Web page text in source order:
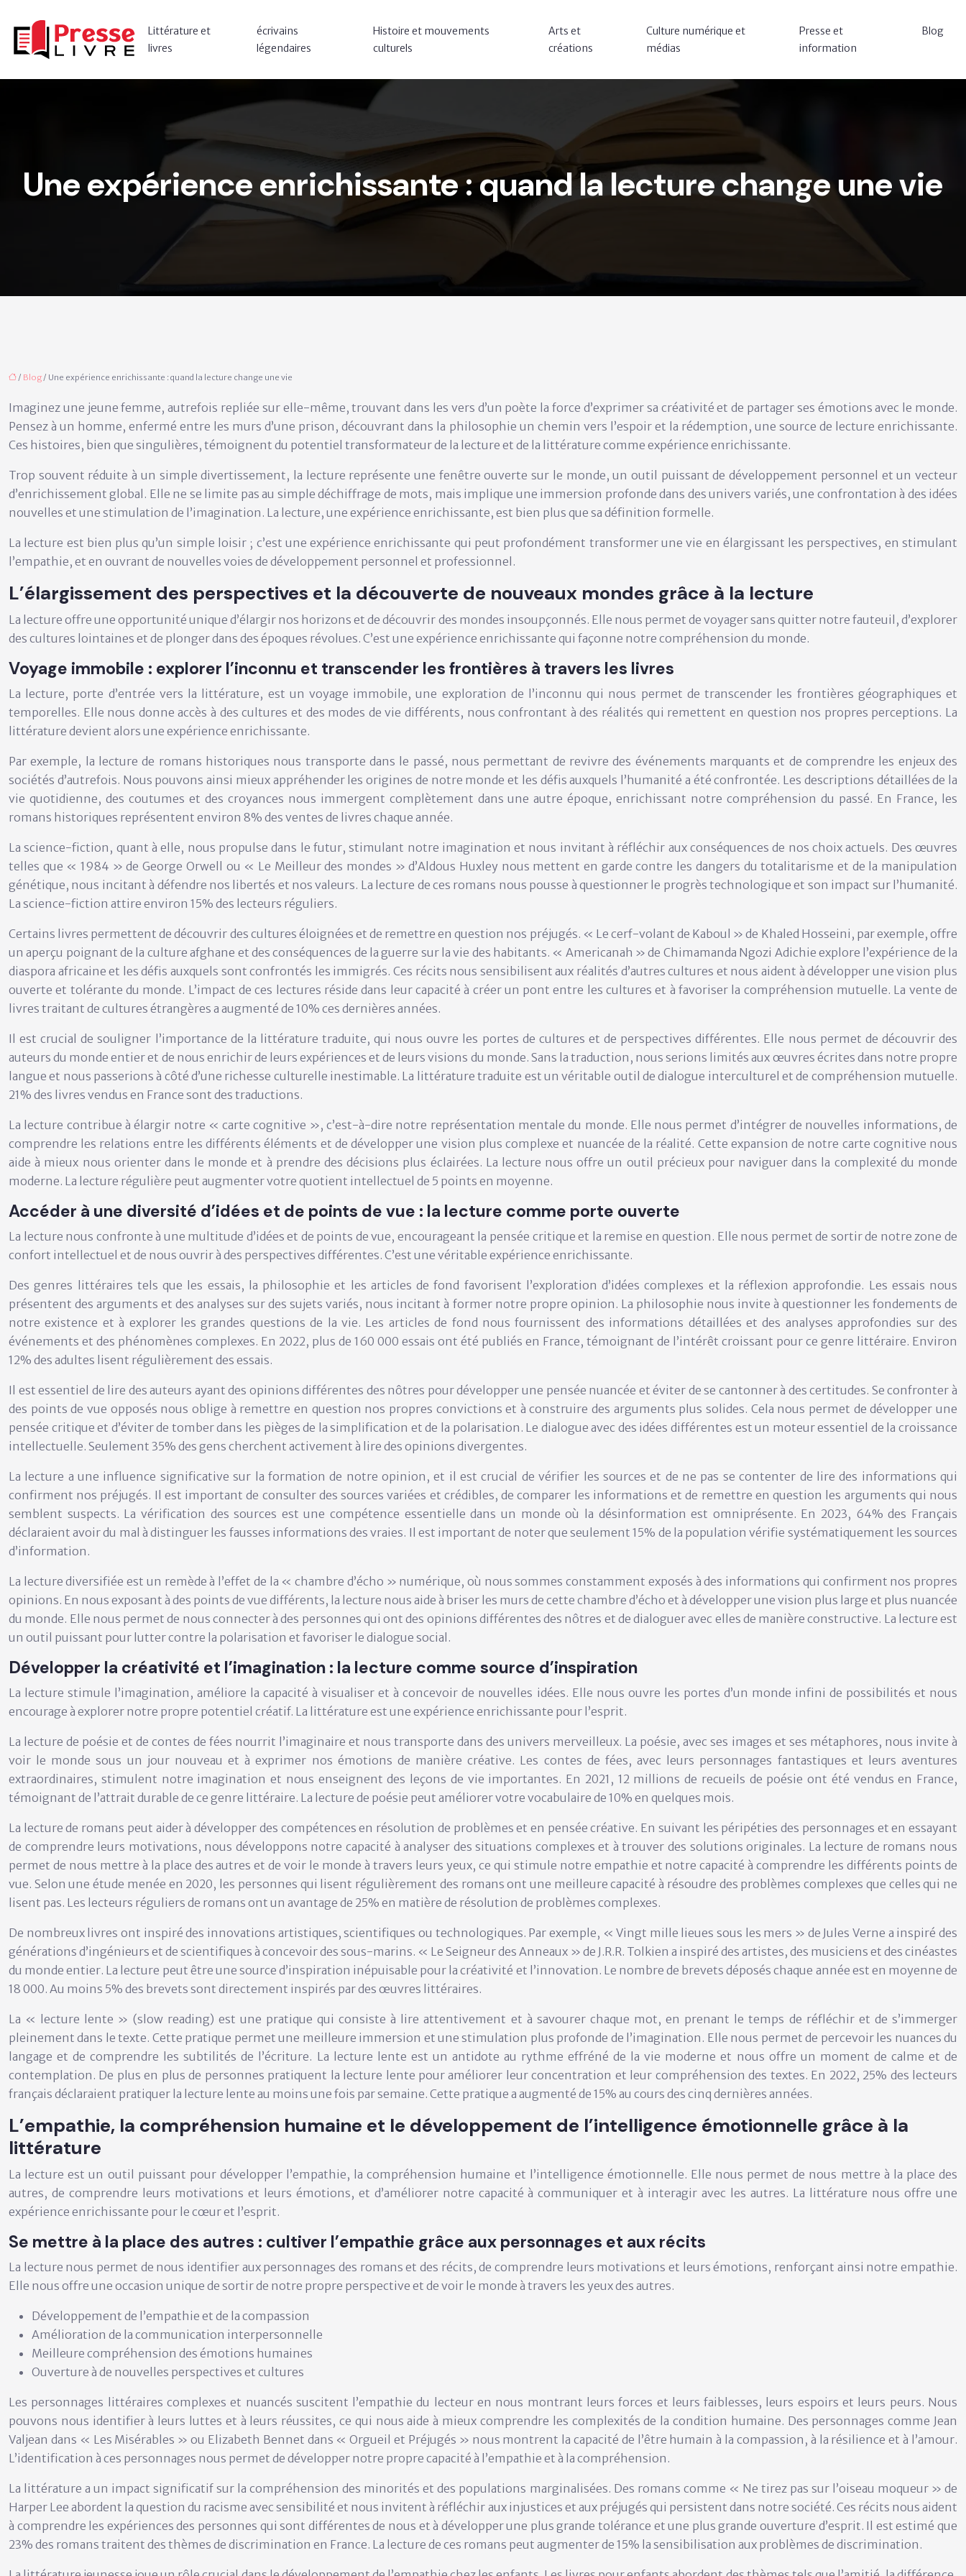
Littérature et
livres
écrivains
légendaires
Histoire et mouvements
culturels
Arts et
créations
Culture numérique et
médias
Presse et
information
Blog
Une expérience enrichissante : quand la lecture change une vie
/ Blog / Une expérience enrichissante : quand la lecture change une vie
Imaginez une jeune femme, autrefois repliée sur elle-même, trouvant dans les vers d’un poète la force d’exprimer sa créativité et de partager ses émotions avec le monde.
Pensez à un homme, enfermé entre les murs d’une prison, découvrant dans la philosophie un chemin vers l’espoir et la rédemption, une source de lecture enrichissante.
Ces histoires, bien que singulières, témoignent du potentiel transformateur de la lecture et de la littérature comme expérience enrichissante.
Trop souvent réduite à un simple divertissement, la lecture représente une fenêtre ouverte sur le monde, un outil puissant de développement personnel et un vecteur
d’enrichissement global. Elle ne se limite pas au simple déchiffrage de mots, mais implique une immersion profonde dans des univers variés, une confrontation à des idées
nouvelles et une stimulation de l’imagination. La lecture, une expérience enrichissante, est bien plus que sa définition formelle.
La lecture est bien plus qu’un simple loisir ; c’est une expérience enrichissante qui peut profondément transformer une vie en élargissant les perspectives, en stimulant
l’empathie, et en ouvrant de nouvelles voies de développement personnel et professionnel.
L’élargissement des perspectives et la découverte de nouveaux mondes grâce à la lecture
La lecture offre une opportunité unique d’élargir nos horizons et de découvrir des mondes insoupçonnés. Elle nous permet de voyager sans quitter notre fauteuil, d’explorer
des cultures lointaines et de plonger dans des époques révolues. C’est une expérience enrichissante qui façonne notre compréhension du monde.
Voyage immobile : explorer l’inconnu et transcender les frontières à travers les livres
La lecture, porte d’entrée vers la littérature, est un voyage immobile, une exploration de l’inconnu qui nous permet de transcender les frontières géographiques et
temporelles. Elle nous donne accès à des cultures et des modes de vie différents, nous confrontant à des réalités qui remettent en question nos propres perceptions. La
littérature devient alors une expérience enrichissante.
Par exemple, la lecture de romans historiques nous transporte dans le passé, nous permettant de revivre des événements marquants et de comprendre les enjeux des
sociétés d’autrefois. Nous pouvons ainsi mieux appréhender les origines de notre monde et les défis auxquels l’humanité a été confrontée. Les descriptions détaillées de la
vie quotidienne, des coutumes et des croyances nous immergent complètement dans une autre époque, enrichissant notre compréhension du passé. En France, les
romans historiques représentent environ 8% des ventes de livres chaque année.
La science-fiction, quant à elle, nous propulse dans le futur, stimulant notre imagination et nous invitant à réfléchir aux conséquences de nos choix actuels. Des œuvres
telles que « 1984 » de George Orwell ou « Le Meilleur des mondes » d’Aldous Huxley nous mettent en garde contre les dangers du totalitarisme et de la manipulation
génétique, nous incitant à défendre nos libertés et nos valeurs. La lecture de ces romans nous pousse à questionner le progrès technologique et son impact sur l’humanité.
La science-fiction attire environ 15% des lecteurs réguliers.
Certains livres permettent de découvrir des cultures éloignées et de remettre en question nos préjugés. « Le cerf-volant de Kaboul » de Khaled Hosseini, par exemple, offre
un aperçu poignant de la culture afghane et des conséquences de la guerre sur la vie des habitants. « Americanah » de Chimamanda Ngozi Adichie explore l’expérience de la
diaspora africaine et les défis auxquels sont confrontés les immigrés. Ces récits nous sensibilisent aux réalités d’autres cultures et nous aident à développer une vision plus
ouverte et tolérante du monde. L’impact de ces lectures réside dans leur capacité à créer un pont entre les cultures et à favoriser la compréhension mutuelle. La vente de
livres traitant de cultures étrangères a augmenté de 10% ces dernières années.
Il est crucial de souligner l’importance de la littérature traduite, qui nous ouvre les portes de cultures et de perspectives différentes. Elle nous permet de découvrir des
auteurs du monde entier et de nous enrichir de leurs expériences et de leurs visions du monde. Sans la traduction, nous serions limités aux œuvres écrites dans notre propre
langue et nous passerions à côté d’une richesse culturelle inestimable. La littérature traduite est un véritable outil de dialogue interculturel et de compréhension mutuelle.
21% des livres vendus en France sont des traductions.
La lecture contribue à élargir notre « carte cognitive », c’est-à-dire notre représentation mentale du monde. Elle nous permet d’intégrer de nouvelles informations, de
comprendre les relations entre les différents éléments et de développer une vision plus complexe et nuancée de la réalité. Cette expansion de notre carte cognitive nous
aide à mieux nous orienter dans le monde et à prendre des décisions plus éclairées. La lecture nous offre un outil précieux pour naviguer dans la complexité du monde
moderne. La lecture régulière peut augmenter votre quotient intellectuel de 5 points en moyenne.
Accéder à une diversité d’idées et de points de vue : la lecture comme porte ouverte
La lecture nous confronte à une multitude d’idées et de points de vue, encourageant la pensée critique et la remise en question. Elle nous permet de sortir de notre zone de
confort intellectuel et de nous ouvrir à des perspectives différentes. C’est une véritable expérience enrichissante.
Des genres littéraires tels que les essais, la philosophie et les articles de fond favorisent l’exploration d’idées complexes et la réflexion approfondie. Les essais nous
présentent des arguments et des analyses sur des sujets variés, nous incitant à former notre propre opinion. La philosophie nous invite à questionner les fondements de
notre existence et à explorer les grandes questions de la vie. Les articles de fond nous fournissent des informations détaillées et des analyses approfondies sur des
événements et des phénomènes complexes. En 2022, plus de 160 000 essais ont été publiés en France, témoignant de l’intérêt croissant pour ce genre littéraire. Environ
12% des adultes lisent régulièrement des essais.
Il est essentiel de lire des auteurs ayant des opinions différentes des nôtres pour développer une pensée nuancée et éviter de se cantonner à des certitudes. Se confronter à
des points de vue opposés nous oblige à remettre en question nos propres convictions et à construire des arguments plus solides. Cela nous permet de développer une
pensée critique et d’éviter de tomber dans les pièges de la simplification et de la polarisation. Le dialogue avec des idées différentes est un moteur essentiel de la croissance
intellectuelle. Seulement 35% des gens cherchent activement à lire des opinions divergentes.
La lecture a une influence significative sur la formation de notre opinion, et il est crucial de vérifier les sources et de ne pas se contenter de lire des informations qui
confirment nos préjugés. Il est important de consulter des sources variées et crédibles, de comparer les informations et de remettre en question les arguments qui nous
semblent suspects. La vérification des sources est une compétence essentielle dans un monde où la désinformation est omniprésente. En 2023, 64% des Français
déclaraient avoir du mal à distinguer les fausses informations des vraies. Il est important de noter que seulement 15% de la population vérifie systématiquement les sources
d’information.
La lecture diversifiée est un remède à l’effet de la « chambre d’écho » numérique, où nous sommes constamment exposés à des informations qui confirment nos propres
opinions. En nous exposant à des points de vue différents, la lecture nous aide à briser les murs de cette chambre d’écho et à développer une vision plus large et plus nuancée
du monde. Elle nous permet de nous connecter à des personnes qui ont des opinions différentes des nôtres et de dialoguer avec elles de manière constructive. La lecture est
un outil puissant pour lutter contre la polarisation et favoriser le dialogue social.
Développer la créativité et l’imagination : la lecture comme source d’inspiration
La lecture stimule l’imagination, améliore la capacité à visualiser et à concevoir de nouvelles idées. Elle nous ouvre les portes d’un monde infini de possibilités et nous
encourage à explorer notre propre potentiel créatif. La littérature est une expérience enrichissante pour l’esprit.
La lecture de poésie et de contes de fées nourrit l’imaginaire et nous transporte dans des univers merveilleux. La poésie, avec ses images et ses métaphores, nous invite à
voir le monde sous un jour nouveau et à exprimer nos émotions de manière créative. Les contes de fées, avec leurs personnages fantastiques et leurs aventures
extraordinaires, stimulent notre imagination et nous enseignent des leçons de vie importantes. En 2021, 12 millions de recueils de poésie ont été vendus en France,
témoignant de l’attrait durable de ce genre littéraire. La lecture de poésie peut améliorer votre vocabulaire de 10% en quelques mois.
La lecture de romans peut aider à développer des compétences en résolution de problèmes et en pensée créative. En suivant les péripéties des personnages et en essayant
de comprendre leurs motivations, nous développons notre capacité à analyser des situations complexes et à trouver des solutions originales. La lecture de romans nous
permet de nous mettre à la place des autres et de voir le monde à travers leurs yeux, ce qui stimule notre empathie et notre capacité à comprendre les différents points de
vue. Selon une étude menée en 2020, les personnes qui lisent régulièrement des romans ont une meilleure capacité à résoudre des problèmes complexes que celles qui ne
lisent pas. Les lecteurs réguliers de romans ont un avantage de 25% en matière de résolution de problèmes complexes.
De nombreux livres ont inspiré des innovations artistiques, scientifiques ou technologiques. Par exemple, « Vingt mille lieues sous les mers » de Jules Verne a inspiré des
générations d’ingénieurs et de scientifiques à concevoir des sous-marins. « Le Seigneur des Anneaux » de J.R.R. Tolkien a inspiré des artistes, des musiciens et des cinéastes
du monde entier. La lecture peut être une source d’inspiration inépuisable pour la créativité et l’innovation. Le nombre de brevets déposés chaque année est en moyenne de
18 000. Au moins 5% des brevets sont directement inspirés par des œuvres littéraires.
La « lecture lente » (slow reading) est une pratique qui consiste à lire attentivement et à savourer chaque mot, en prenant le temps de réfléchir et de s’immerger
pleinement dans le texte. Cette pratique permet une meilleure immersion et une stimulation plus profonde de l’imagination. Elle nous permet de percevoir les nuances du
langage et de comprendre les subtilités de l’écriture. La lecture lente est un antidote au rythme effréné de la vie moderne et nous offre un moment de calme et de
contemplation. De plus en plus de personnes pratiquent la lecture lente pour améliorer leur concentration et leur compréhension des textes. En 2022, 25% des lecteurs
français déclaraient pratiquer la lecture lente au moins une fois par semaine. Cette pratique a augmenté de 15% au cours des cinq dernières années.
L’empathie, la compréhension humaine et le développement de l’intelligence émotionnelle grâce à la
littérature
La lecture est un outil puissant pour développer l’empathie, la compréhension humaine et l’intelligence émotionnelle. Elle nous permet de nous mettre à la place des
autres, de comprendre leurs motivations et leurs émotions, et d’améliorer notre capacité à communiquer et à interagir avec les autres. La littérature nous offre une
expérience enrichissante pour le cœur et l’esprit.
Se mettre à la place des autres : cultiver l’empathie grâce aux personnages et aux récits
La lecture nous permet de nous identifier aux personnages des romans et des récits, de comprendre leurs motivations et leurs émotions, renforçant ainsi notre empathie.
Elle nous offre une occasion unique de sortir de notre propre perspective et de voir le monde à travers les yeux des autres.
Développement de l’empathie et de la compassion
Amélioration de la communication interpersonnelle
Meilleure compréhension des émotions humaines
Ouverture à de nouvelles perspectives et cultures
Les personnages littéraires complexes et nuancés suscitent l’empathie du lecteur en nous montrant leurs forces et leurs faiblesses, leurs espoirs et leurs peurs. Nous
pouvons nous identifier à leurs luttes et à leurs réussites, ce qui nous aide à mieux comprendre les complexités de la condition humaine. Des personnages comme Jean
Valjean dans « Les Misérables » ou Elizabeth Bennet dans « Orgueil et Préjugés » nous montrent la capacité de l’être humain à la compassion, à la résilience et à l’amour.
L’identification à ces personnages nous permet de développer notre propre capacité à l’empathie et à la compréhension.
La littérature a un impact significatif sur la compréhension des minorités et des populations marginalisées. Des romans comme « Ne tirez pas sur l’oiseau moqueur » de
Harper Lee abordent la question du racisme avec sensibilité et nous invitent à réfléchir aux injustices et aux préjugés qui persistent dans notre société. Ces récits nous aident
à comprendre les expériences des personnes qui sont différentes de nous et à développer une plus grande tolérance et une plus grande ouverture d’esprit. Il est estimé que
23% des romans traitent des thèmes de discrimination en France. La lecture de ces romans peut augmenter de 15% la sensibilisation aux problèmes de discrimination.